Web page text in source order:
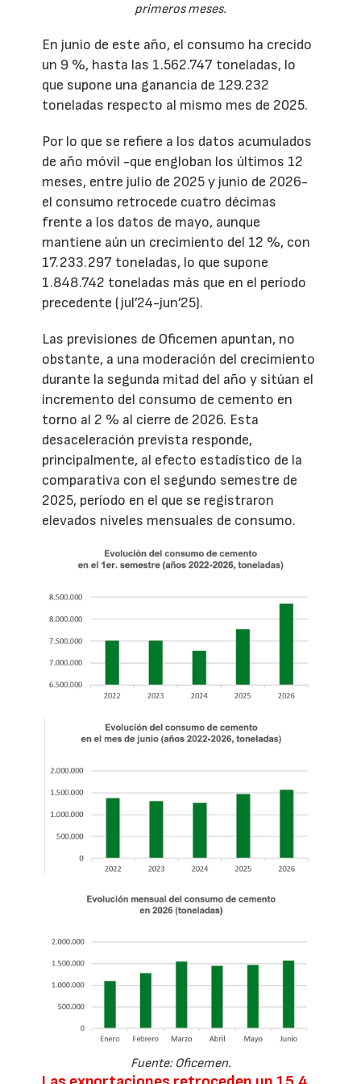
primeros meses.
En junio de este año, el consumo ha crecido
un 9 %, hasta las 1.562.747 toneladas, lo
que supone una ganancia de 129.232
toneladas respecto al mismo mes de 2025.
Por lo que se refiere a los datos acumulados
de año móvil -que engloban los últimos 12
meses, entre julio de 2025 y junio de 2026-
el consumo retrocede cuatro décimas
frente a los datos de mayo, aunque
mantiene aún un crecimiento del 12 %, con
17.233.297 toneladas, lo que supone
1.848.742 toneladas más que en el período
precedente (jul’24-jun’25).
Las previsiones de Oficemen apuntan, no
obstante, a una moderación del crecimiento
durante la segunda mitad del año y sitúan el
incremento del consumo de cemento en
torno al 2 % al cierre de 2026. Esta
desaceleración prevista responde,
principalmente, al efecto estadístico de la
comparativa con el segundo semestre de
2025, período en el que se registraron
elevados niveles mensuales de consumo.
Fuente: Oficemen.